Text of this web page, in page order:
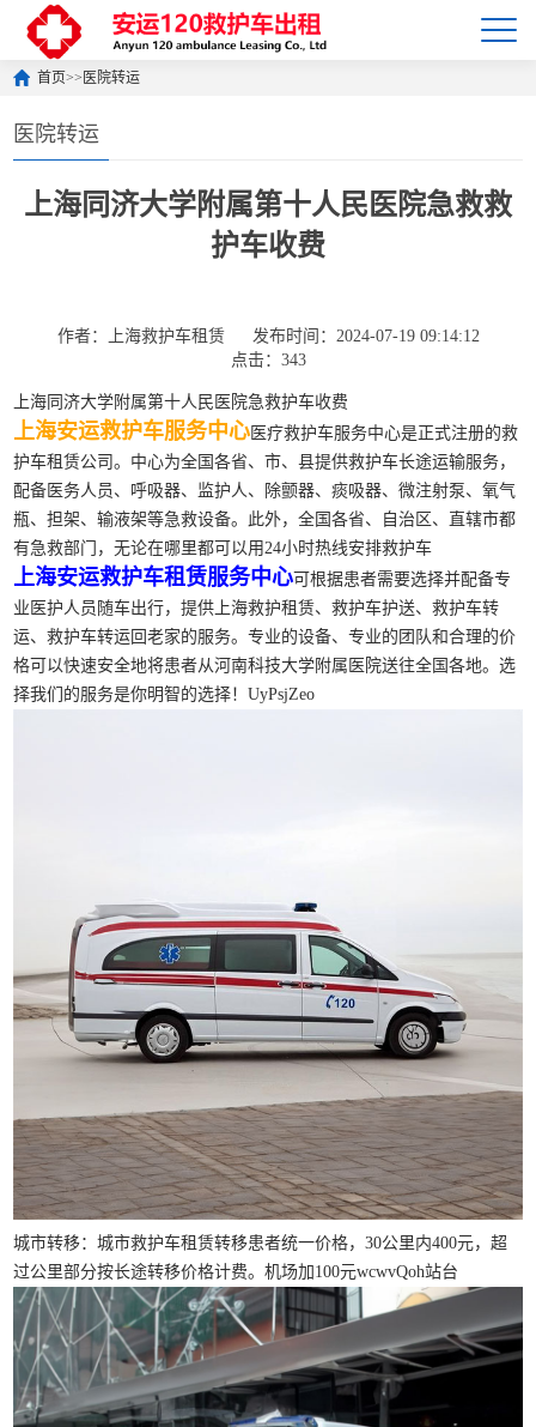
首页>> 医院转运
医院转运
上海同济大学附属第十人民医院急救救
护车收费
作者：上海救护车租赁
发布时间：2024-07-19 09:14:12
点击：343
上海同济大学附属第十人民医院急救护车收费
上海安运救护车服务中心 医疗救护车服务中心是正式注册的救
护车租赁公司。中心为全国各省、市、县提供救护车长途运输服务，
配备医务人员、呼吸器、监护人、除颤器、痰吸器、微注射泵、氧气
瓶、担架、输液架等急救设备。此外，全国各省、自治区、直辖市都
有急救部门，无论在哪里都可以用24小时热线安排救护车
上海安运救护车租赁服务中心可根据患者需要选择并配备专
业医护人员随车出行，提供上海救护租赁、救护车护送、救护车转
运、救护车转运回老家的服务。专业的设备、专业的团队和合理的价
格可以快速安全地将患者从河南科技大学附属医院送往全国各地。选
择我们的服务是你明智的选择！UyPsjZeo
城市转移：城市救护车租赁转移患者统一价格，30公里内400元，超
过公里部分按长途转移价格计费。机场加100元wcwvQoh站台